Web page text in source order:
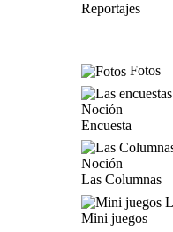
Reportajes
Fotos
Encuesta
Las Columnas
Mini juegos